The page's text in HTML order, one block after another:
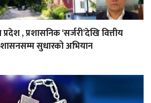
, प्रशासनिक ‘सर्जरी’देखि वित्तीय
सुधारको अभियान